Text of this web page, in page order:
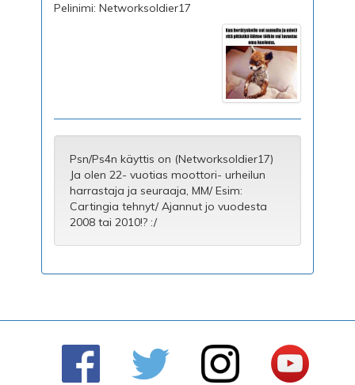
Pelinimi: Networksoldier17
Psn/Ps4n käyttis on (Networksoldier17)
Ja olen 22- vuotias moottori- urheilun
harrastaja ja seuraaja, MM/ Esim:
Cartingia tehnyt/ Ajannut jo vuodesta
2008 tai 2010!? :/